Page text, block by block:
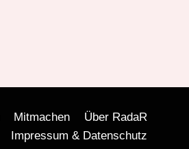
Mitmachen
Über RadaR
Impressum & Datenschutz